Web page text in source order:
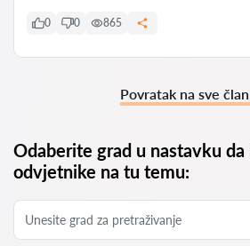
0 0 865
Povratak na sve
Odaberite grad u nastavku
odvjetnike na tu temu: